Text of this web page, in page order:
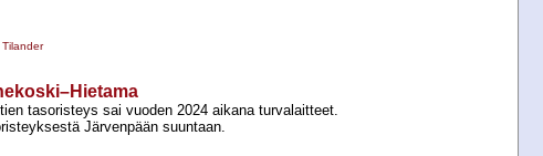
Tilander
tasoristeys sai vuoden 2024 aikana turvalaitteet.
Järvenpään suuntaan.